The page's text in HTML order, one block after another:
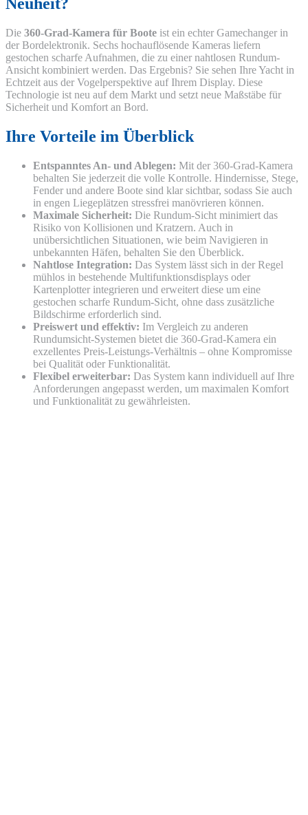
Die 360-Grad-Kamera für Boote ist ein echter Gamechanger in
der Bordelektronik. Sechs hochauflösende Kameras liefern
gestochen scharfe Aufnahmen, die zu einer nahtlosen Rundum-
Ansicht kombiniert werden. Das Ergebnis? Sie sehen Ihre Yacht in
Echtzeit aus der Vogelperspektive auf Ihrem Display. Diese
Technologie ist neu auf dem Markt und setzt neue Maßstäbe für
Sicherheit und Komfort an Bord.
Ihre Vorteile im Überblick
Entspanntes An- und Ablegen: Mit der 360-Grad-Kamera
behalten Sie jederzeit die volle Kontrolle. Hindernisse, Stege,
Fender und andere Boote sind klar sichtbar, sodass Sie auch
in engen Liegeplätzen stressfrei manövrieren können.
Maximale Sicherheit: Die Rundum-Sicht minimiert das
Risiko von Kollisionen und Kratzern. Auch in
unübersichtlichen Situationen, wie beim Navigieren in
unbekannten Häfen, behalten Sie den Überblick.
Nahtlose Integration: Das System lässt sich in der Regel
mühlos in bestehende Multifunktionsdisplays oder
Kartenplotter integrieren und erweitert diese um eine
gestochen scharfe Rundum-Sicht, ohne dass zusätzliche
Bildschirme erforderlich sind.
Preiswert und effektiv: Im Vergleich zu anderen
Rundumsicht-Systemen bietet die 360-Grad-Kamera ein
exzellentes Preis-Leistungs-Verhältnis – ohne Kompromisse
bei Qualität oder Funktionalität.
Flexibel erweiterbar: Das System kann individuell auf Ihre
Anforderungen angepasst werden, um maximalen Komfort
und Funktionalität zu gewährleisten.